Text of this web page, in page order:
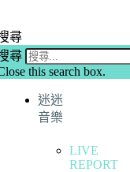
尋
尋
this search box.
迷迷
音樂
LIVE
REPORT